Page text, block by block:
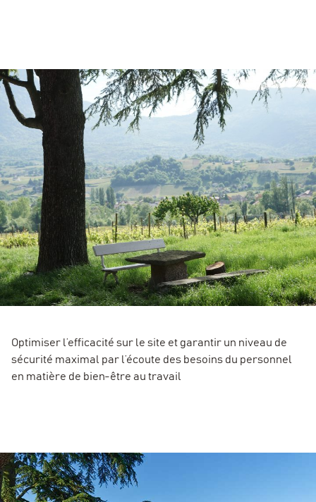
Optimiser l’efficacité sur le site et garantir un niveau de
sécurité maximal par l’écoute des besoins du personnel
en matière de bien-être au travail